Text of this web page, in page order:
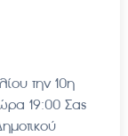
την 10η
19:00 Σας